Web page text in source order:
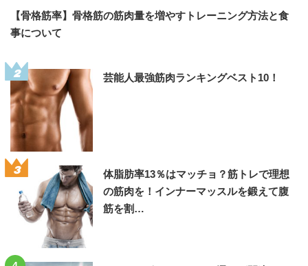
【骨格筋率】骨格筋の筋肉量を増やすトレーニング方法と食
事について
2 芸能人最強筋肉ランキングベスト10！
3
体脂肪率13％はマッチョ？筋トレで理想
の筋肉を！インナーマッスルを鍛えて腹
筋を割…